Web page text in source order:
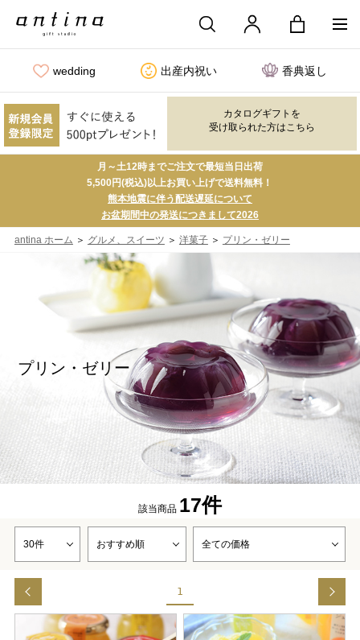
wedding 出産内祝い 香典返し
カタログギフトを
受け取られた方はこちら
月～土12時までご注文で最短当日出荷
5,500円(税込)以上お買い上げで送料無料！
熊本地震に伴う配送遅延について
お盆期間中の発送につきまして2026
antina ホーム ＞ グルメ、スイーツ ＞ 洋菓子＞ プリン・ゼリー
プリン・ゼリー
該当商品 17件
1